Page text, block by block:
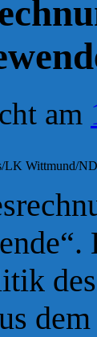
am
LK Wittmund/